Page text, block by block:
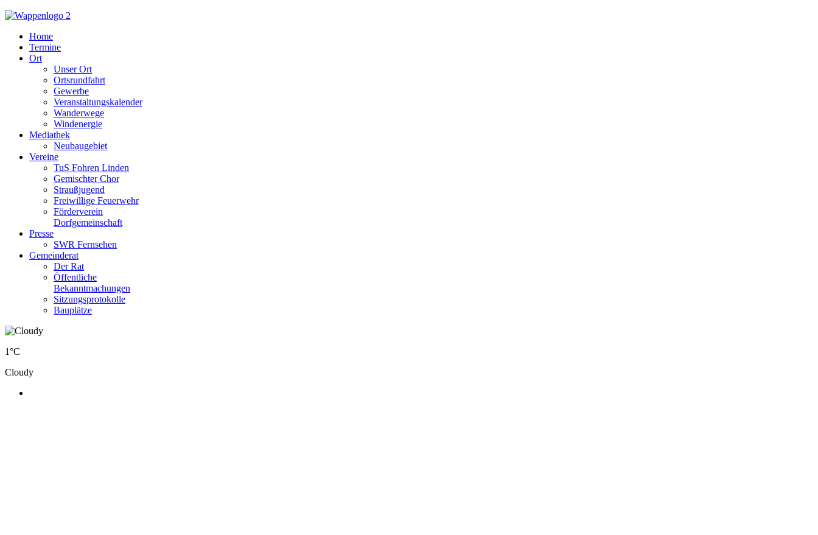
Home
Termine
Ort
Unser Ort
Ortsrundfahrt
Gewerbe
Veranstaltungskalender
Wanderwege
Windenergie
Mediathek
Neubaugebiet
Vereine
TuS Fohren Linden
Gemischter Chor
Straußjugend
Freiwillige Feuerwehr
Förderverein
Dorfgemeinschaft
Presse
SWR Fernsehen
Gemeinderat
Der Rat
Öffentliche
Bekanntmachungen
Sitzungsprotokolle
Bauplätze
1°C
Cloudy